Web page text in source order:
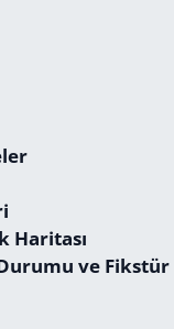
Haritası
ve Fikstür